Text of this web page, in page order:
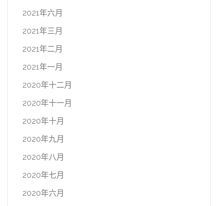
2021年六月
2021年三月
2021年二月
2021年一月
2020年十二月
2020年十一月
2020年十月
2020年九月
2020年八月
2020年七月
2020年六月